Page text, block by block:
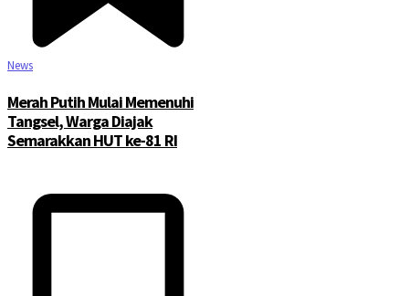
News
Merah Putih Mulai Memenuhi
Tangsel, Warga Diajak
Semarakkan HUT ke-81 RI